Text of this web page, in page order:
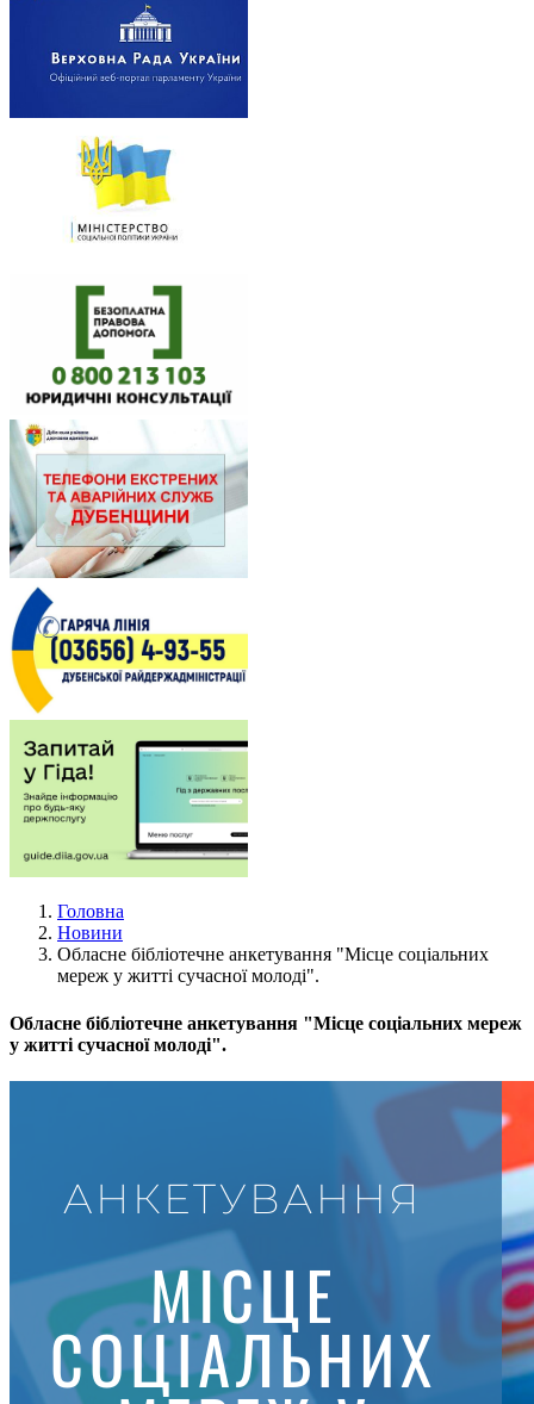
Головна
Новини
Обласне бібліотечне анкетування "Місце соціальних
мереж у житті сучасної молоді".
Обласне бібліотечне анкетування "Місце соціальних мереж
у житті сучасної молоді".